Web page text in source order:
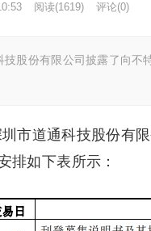
阅读(1619) 评论(0)
股份有限公司披露了向
市道通科技股份有
排如下表所示：